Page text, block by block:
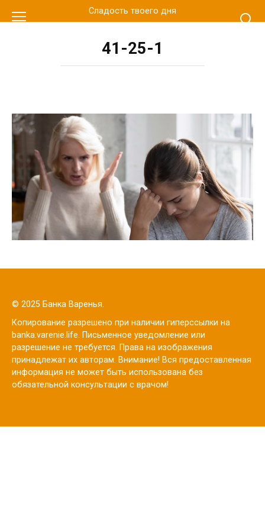
к
Сладость твоего дня
41-25-1
© 2025 Банка Варенья.
Копирование разрешено при наличии гиперссылки на
banka.varenie.life. Письменное уведомление или
разрешение не требуется. Права на изображения
принадлежат их авторам. Внимание! Вся предоставленная
информация не может быть использована без
обязательной консультации с врачом!